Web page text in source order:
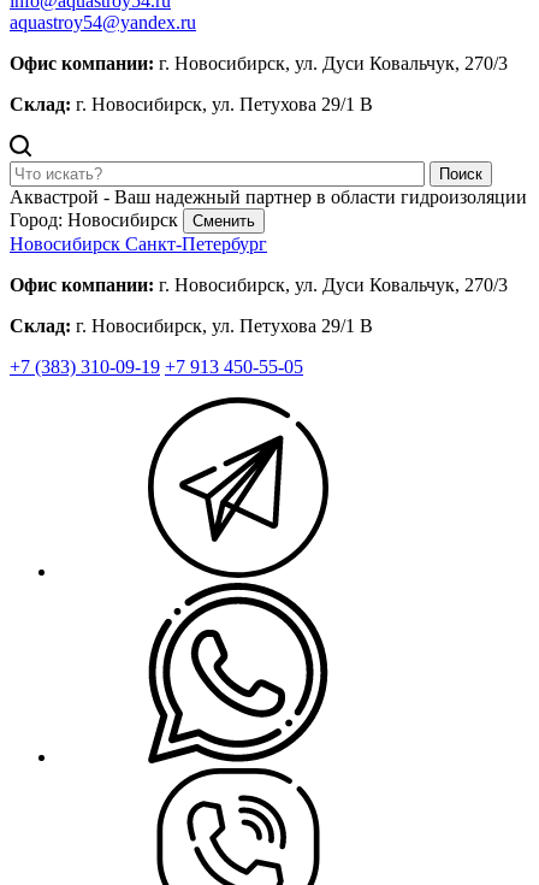
aquastroy54@yandex.ru
Офис компании: г. Новосибирск, ул. Дуси Ковальчук, 270/3
Склад: г. Новосибирск, ул. Петухова 29/1 В
Поиск
Аквастрой - Ваш надежный партнер в области гидроизоляции
Город: Новосибирск
Сменить
Новосибирск Санкт-Петербург
Офис компании: г. Новосибирск, ул. Дуси Ковальчук, 270/3
Склад: г. Новосибирск, ул. Петухова 29/1 В
+7 (383) 310-09-19 +7 913 450-55-05